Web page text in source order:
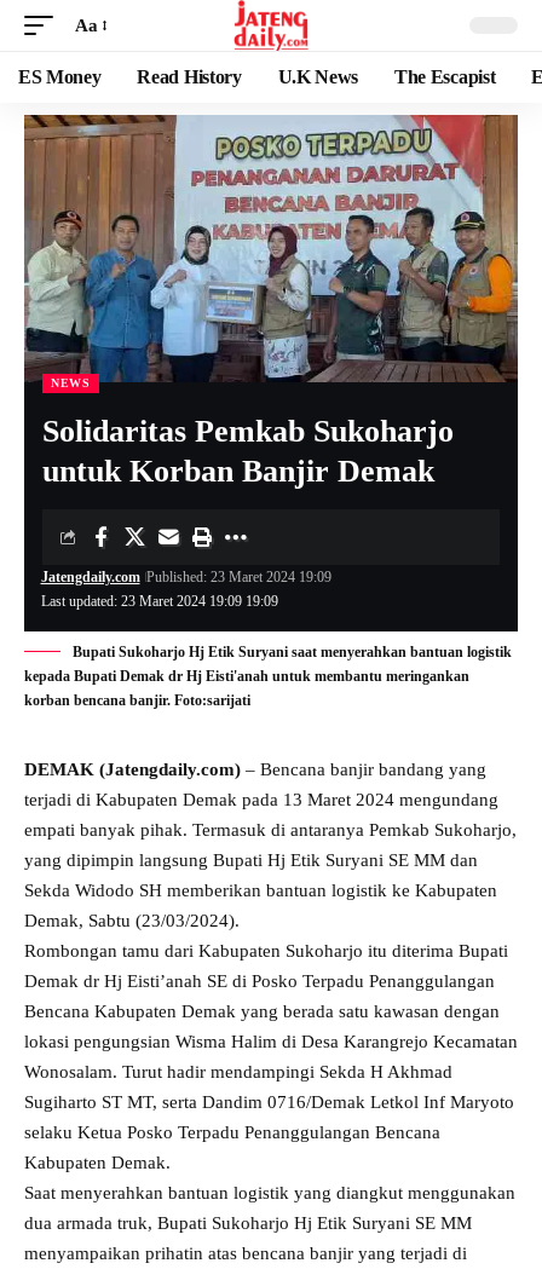
Aa
ES Money Read History U.K News The Escapist
NEWS
Solidaritas Pemkab Sukoharjo
untuk Korban Banjir Demak
Last updated: 23 Maret 2024 19:09 19:09
Jatengdaily.com Published: 23 Maret 2024 19:09
Bupati Sukoharjo Hj Etik Suryani saat menyerahkan bantuan logistik
kepada Bupati Demak dr Hj Eisti'anah untuk membantu meringankan
korban bencana banjir. Foto:sarijati
DEMAK (Jatengdaily.com) – Bencana banjir bandang yang
terjadi di Kabupaten Demak pada 13 Maret 2024 mengundang
empati banyak pihak. Termasuk di antaranya Pemkab Sukoharjo,
yang dipimpin langsung Bupati Hj Etik Suryani SE MM dan
Sekda Widodo SH memberikan bantuan logistik ke Kabupaten
Demak, Sabtu (23/03/2024).
Rombongan tamu dari Kabupaten Sukoharjo itu diterima Bupati
Demak dr Hj Eisti’anah SE di Posko Terpadu Penanggulangan
Bencana Kabupaten Demak yang berada satu kawasan dengan
lokasi pengungsian Wisma Halim di Desa Karangrejo Kecamatan
Wonosalam. Turut hadir mendampingi Sekda H Akhmad
Sugiharto ST MT, serta Dandim 0716/Demak Letkol Inf Maryoto
selaku Ketua Posko Terpadu Penanggulangan Bencana
Kabupaten Demak.
Saat menyerahkan bantuan logistik yang diangkut menggunakan
dua armada truk, Bupati Sukoharjo Hj Etik Suryani SE MM
menyampaikan prihatin atas bencana banjir yang terjadi di